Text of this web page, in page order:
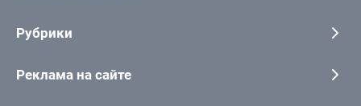
Рубрики
Реклама на сайте